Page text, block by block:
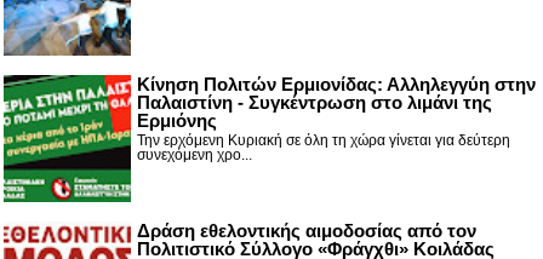
Κίνηση Πολιτών Ερμιονίδας: Αλληλεγγύη στην
Παλαιστίνη - Συγκέντρωση στο λιμάνι της
Ερμιόνης
Την ερχόμενη Κυριακή σε όλη τη χώρα γίνεται για δεύτερη
συνεχόμενη χρο...
Δράση εθελοντικής αιμοδοσίας από τον
Πολιτιστικό Σύλλογο «Φράγχθι» Κοιλάδας